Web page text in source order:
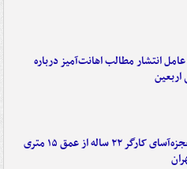
انتشار مطالب اهانت‌آمیز درباره
اربعین
نجات معجزه‌آسای کارگر ۲۲ ساله از عمق ۱۵ متری